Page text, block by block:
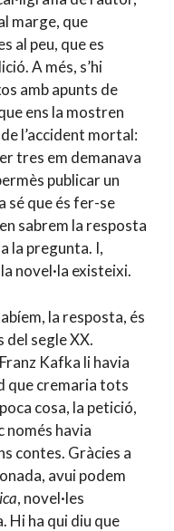
marge, que
al peu, que es
A més, s’hi
amb apunts de
ens la mostren
l’accident mortal:
tres em demanava
publicar un
sé que és fer-se
sabrem la resposta
la pregunta. I,
novel·la existeixi.
la resposta, és
del segle XX.
Kafka li havia
que cremaria tots
cosa, la petició,
només havia
contes. Gràcies a
avui podem
, novel·les
Hi ha qui diu que